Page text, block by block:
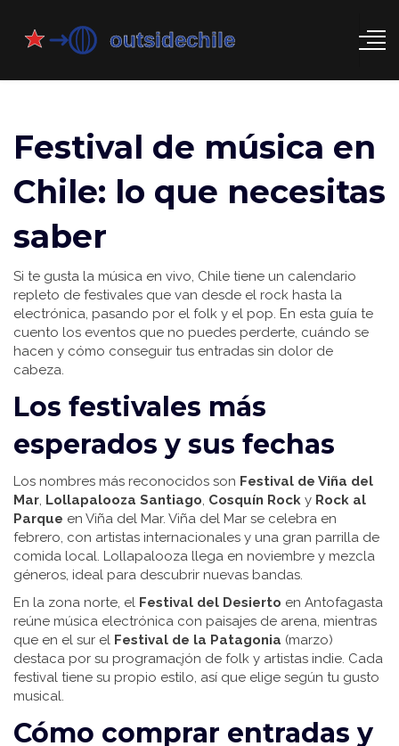
Festival de música en
Chile: lo que necesitas
saber
Si te gusta la música en vivo, Chile tiene un calendario
repleto de festivales que van desde el rock hasta la
electrónica, pasando por el folk y el pop. En esta guía te
cuento los eventos que no puedes perderte, cuándo se
hacen y cómo conseguir tus entradas sin dolor de
cabeza.
Los festivales más
esperados y sus fechas
Los nombres más reconocidos son Festival de Viña del
Mar, Lollapalooza Santiago, Cosquín Rock y Rock al
Parque en Viña del Mar. Viña del Mar se celebra en
febrero, con artistas internacionales y una gran parrilla de
comida local. Lollapalooza llega en noviembre y mezcla
géneros, ideal para descubrir nuevas bandas.
En la zona norte, el Festival del Desierto en Antofagasta
reúne música electrónica con paisajes de arena, mientras
que en el sur el Festival de la Patagonia (marzo)
destaca por su programac̥ión de folk y artistas indie. Cada
festival tiene su propio estilo, así que elige según tu gusto
musical.
Cómo comprar entradas y